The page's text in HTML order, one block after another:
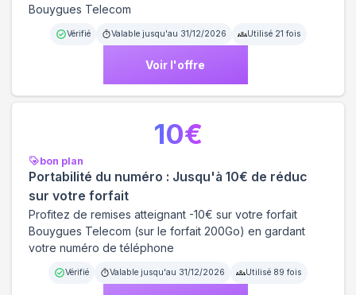
Bouygues Telecom
Vérifié Valable jusqu'au 31/12/2026 Utilisé 21 fois
Voir l'offre
bon plan
Portabilité du numéro : Jusqu'à 10€ de réduc
sur votre forfait
Profitez de remises atteignant -10€ sur votre forfait
Bouygues Telecom (sur le forfait 200Go) en gardant
votre numéro de téléphone
Vérifié Valable jusqu'au 31/12/2026 Utilisé 89 fois
10€